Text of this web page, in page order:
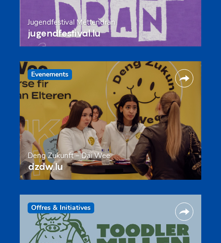
Jugendfestival Mëttendran
jugendfestival.lu
Evenements
Deng Zukunft – Däi Wee
dzdw.lu
Offres & Initiatives